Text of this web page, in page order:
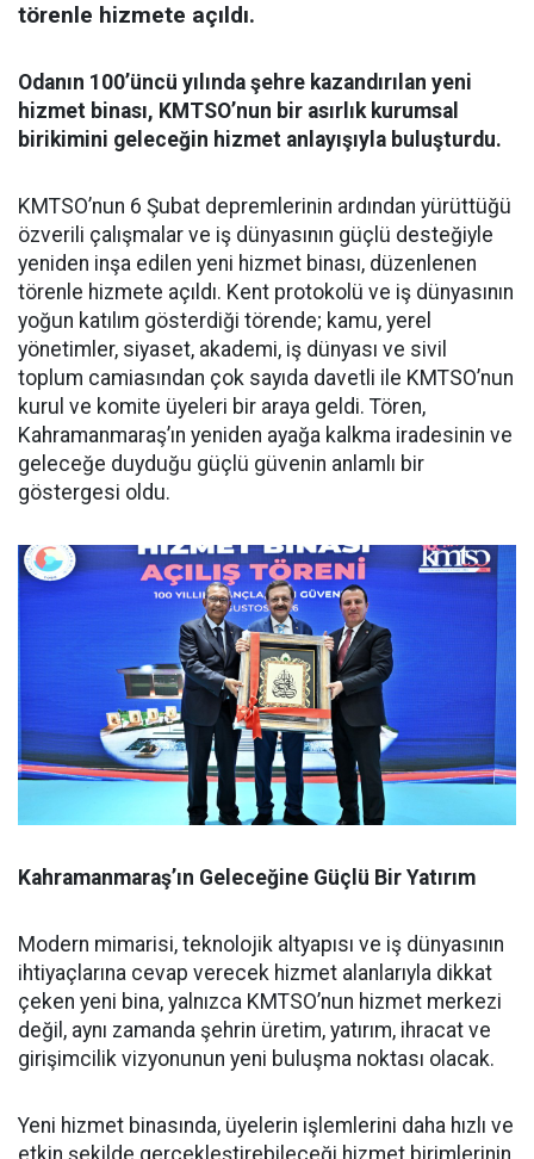
törenle hizmete açıldı.
Odanın 100’üncü yılında şehre kazandırılan yeni
hizmet binası, KMTSO’nun bir asırlık kurumsal
birikimini geleceğin hizmet anlayışıyla buluşturdu.
KMTSO’nun 6 Şubat depremlerinin ardından yürüttüğü
özverili çalışmalar ve iş dünyasının güçlü desteğiyle
yeniden inşa edilen yeni hizmet binası, düzenlenen
törenle hizmete açıldı. Kent protokolü ve iş dünyasının
yoğun katılım gösterdiği törende; kamu, yerel
yönetimler, siyaset, akademi, iş dünyası ve sivil
toplum camiasından çok sayıda davetli ile KMTSO’nun
kurul ve komite üyeleri bir araya geldi. Tören,
Kahramanmaraş’ın yeniden ayağa kalkma iradesinin ve
geleceğe duyduğu güçlü güvenin anlamlı bir
göstergesi oldu.
Kahramanmaraş’ın Geleceğine Güçlü Bir Yatırım
Modern mimarisi, teknolojik altyapısı ve iş dünyasının
ihtiyaçlarına cevap verecek hizmet alanlarıyla dikkat
çeken yeni bina, yalnızca KMTSO’nun hizmet merkezi
değil, aynı zamanda şehrin üretim, yatırım, ihracat ve
girişimcilik vizyonunun yeni buluşma noktası olacak.
Yeni hizmet binasında, üyelerin işlemlerini daha hızlı ve